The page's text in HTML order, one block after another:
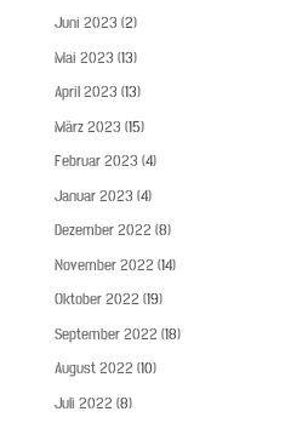
Juni 2023 (2)
Mai 2023 (13)
April 2023 (13)
März 2023 (15)
Februar 2023 (4)
Januar 2023 (4)
Dezember 2022 (8)
November 2022 (14)
Oktober 2022 (19)
September 2022 (18)
August 2022 (10)
Juli 2022 (8)